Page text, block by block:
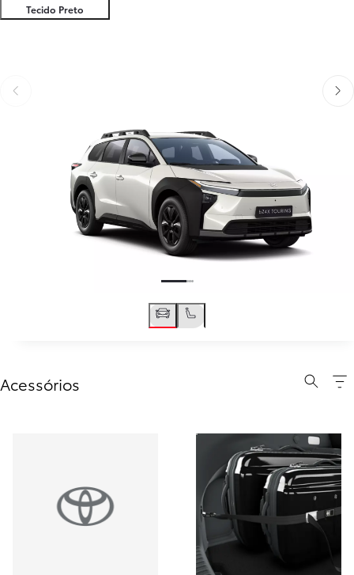
Tecido Preto
Anterior
Acessórios